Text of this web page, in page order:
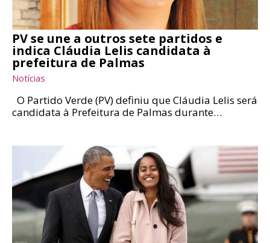
PV se une a outros sete partidos e
indica Cláudia Lelis candidata à
prefeitura de Palmas
Notícias
O Partido Verde (PV) definiu que Cláudia Lelis será
candidata à Prefeitura de Palmas durante…